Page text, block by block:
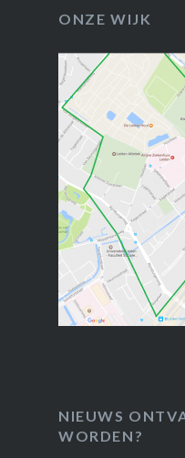
ONZE WIJK
NIEUWS
WORDEN?